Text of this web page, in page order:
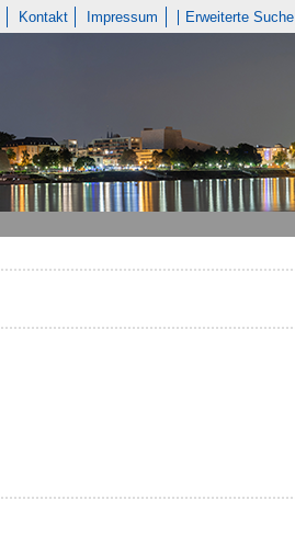
Kontakt Impressum Erweiterte Suche